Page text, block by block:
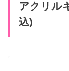
アクリル
込)